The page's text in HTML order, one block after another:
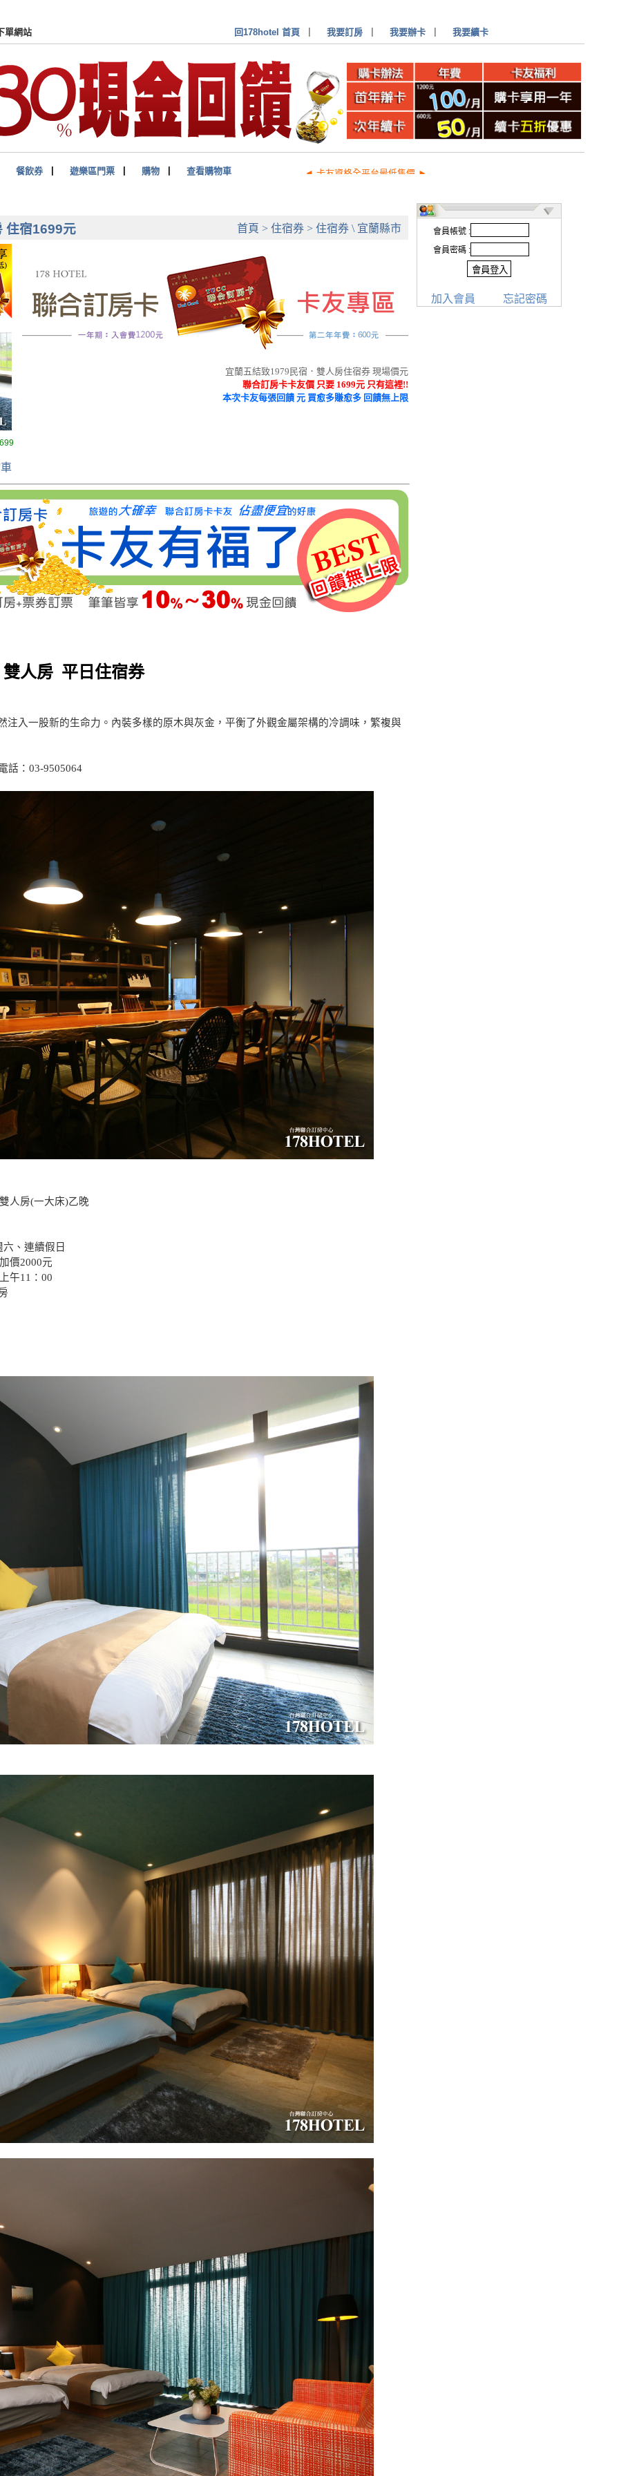
卡(券)付費會員 專屬下單網站 回178hotel 首頁 我要訂房 我要辦卡 我要續卡
餐飲券 遊樂區門票 購物 查看購物車 ◄ 卡友資格全平台最低售價 ►
住宿1699元 首頁 > 住宿券 > 住宿券 \ 宜蘭縣市
宜蘭五結致1979民宿．雙人房住宿券 現場價元
聯合訂房卡卡友價 只要 1699元 只有這裡!!
本次卡友每張回饋 元 買愈多賺愈多 回饋無上限
人房 平日住宿券
注入一股新的生命力。內裝多樣的原木與灰金，平衡了外觀金屬架構的冷調味，繁複與
：03-9505064
人房(一大床)乙晚
、連續假日
加價2000元
午11：00
會員帳號 :
會員密碼 :
加入會員 忘記密碼